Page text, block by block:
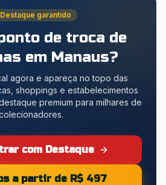
Destaque garantido
de troca de
em Manaus?
agora e apareça no topo das
shoppings e estabelecimentos
premium para milhares de
com Destaque
a partir de R$ 497